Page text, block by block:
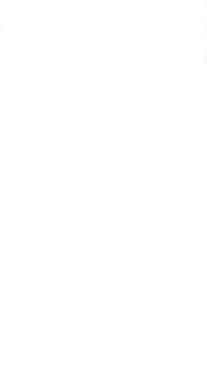
はあるのでございま